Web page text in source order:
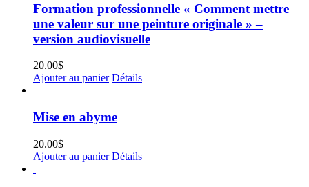
Formation professionnelle « Comment mettre
une valeur sur une peinture originale » –
version audiovisuelle
20.00$
Ajouter au panier Détails
Mise en abyme
20.00$
Ajouter au panier Détails